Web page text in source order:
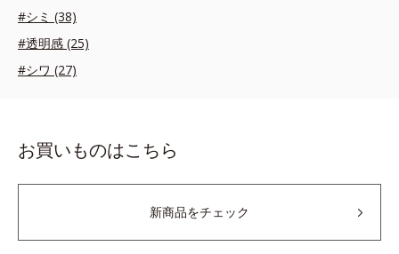
#シミ (38)
#透明感 (25)
#シワ (27)
お買いものはこちら
新商品をチェック